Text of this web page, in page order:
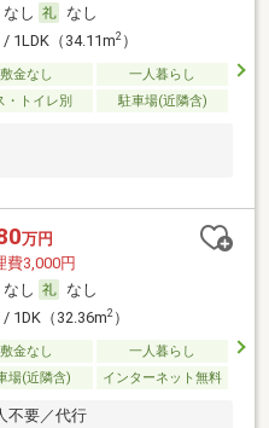
なし
なし
/ 1LDK（34.11m2）
敷金なし
一人暮らし
・トイレ別 駐車場(近隣含)
万円
費3,000円
なし
なし
/ 1DK（32.36m2）
敷金なし
一人暮らし
場(近隣含) インターネット無料
不要／代行